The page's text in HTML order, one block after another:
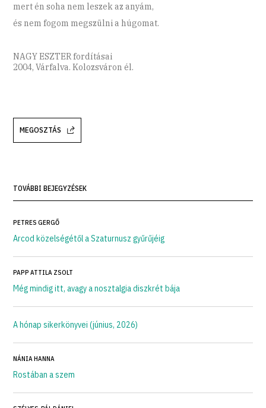
mert én soha nem leszek az anyám,
és nem fogom megszülni a húgomat.
NAGY ESZTER fordításai
2004, Várfalva. Kolozsváron él.
MEGOSZTÁS
TOVÁBBI BEJEGYZÉSEK
PETRES GERGŐ
Arcod közelségétől a Szaturnusz gyűrűjéig
PAPP ATTILA ZSOLT
Még mindig itt, avagy a nosztalgia diszkrét bája
A hónap sikerkönyvei (június, 2026)
NÁNIA HANNA
Rostában a szem